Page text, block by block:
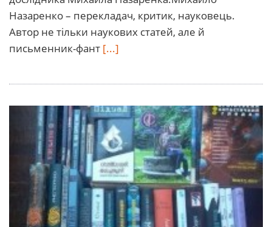
Назаренко – перекладач, критик, науковець.
Автор не тільки наукових статей, але й
письменник-фант [...]